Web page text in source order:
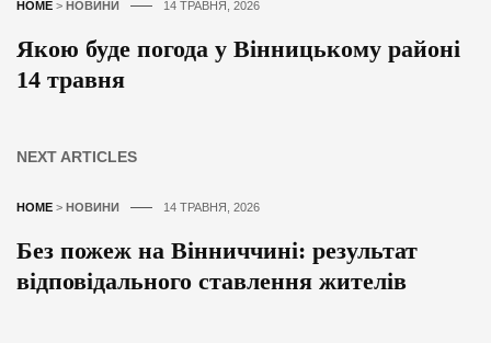
HOME > НОВИНИ 14 ТРАВНЯ, 2026
Якою буде погода у Вінницькому районі
14 травня
NEXT ARTICLES
HOME > НОВИНИ 14 ТРАВНЯ, 2026
Без пожеж на Вінниччині: результат
відповідального ставлення жителів